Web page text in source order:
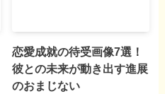
恋愛成就の待受画像7選！
彼との未来が動き出す進展
のおまじない